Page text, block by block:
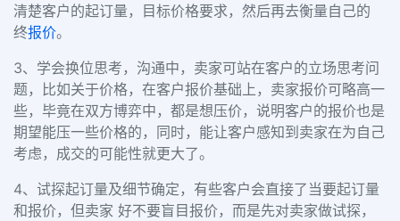
清楚客户的起订量，目标价格要求，然后再去衡量自己的
终报价。
3、学会换位思考， 沟通中，卖家可站在客户的立场思考问
题，比如关于价格，在客户报价基础上，卖家报价可略高一
些，毕竟在双方博弈中，都是想压价，说明客户的报价也是
期望能压一些价格的，同时，能让客户感知到卖家在为自己
考虑，成交的可能性就更大了。
4、试探起订量及细节确定 ，有些客户会直接了当要起订量
和报价，但卖家 好不要盲目报价，而是先对卖家做试探，